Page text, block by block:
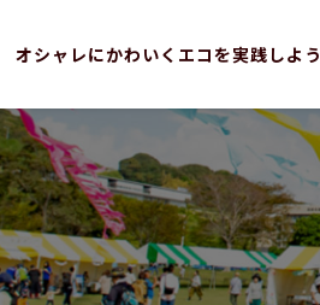
オシャレにかわいくエコを実践しよう